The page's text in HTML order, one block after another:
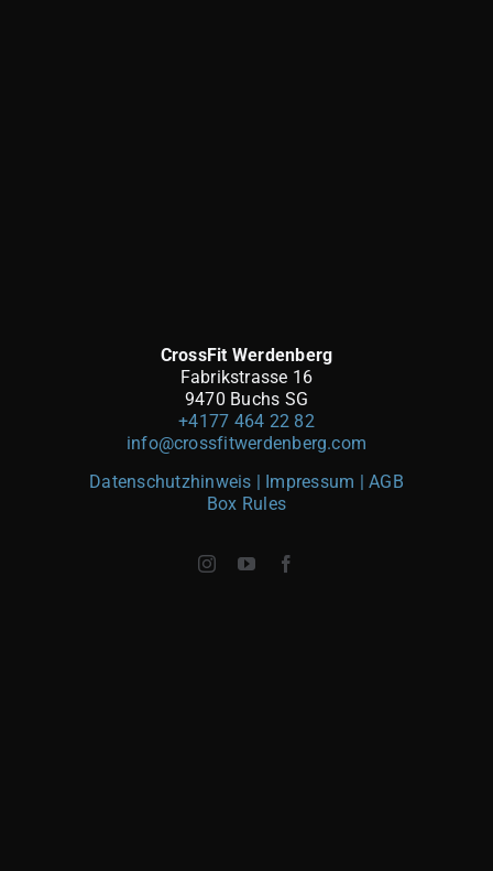
CrossFit Werdenberg
Fabrikstrasse 16
9470 Buchs SG
+4177 464 22 82
info@crossfitwerdenberg.com
Datenschutzhinweis | Impressum
| AGB
Box Rules